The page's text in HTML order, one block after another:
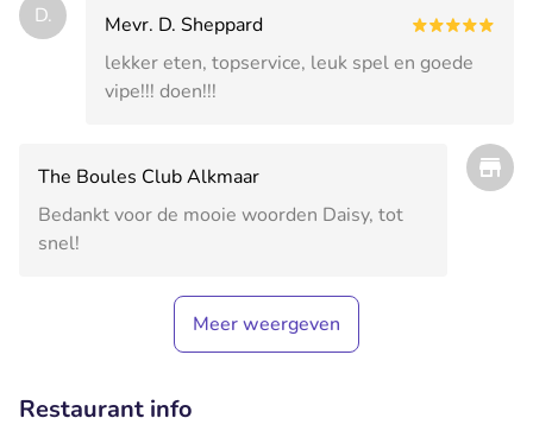
D.
Mevr. D. Sheppard
lekker eten, topservice, leuk spel en goede
vipe!!! doen!!!
The Boules Club Alkmaar
Bedankt voor de mooie woorden Daisy, tot
snel!
Meer weergeven
Restaurant info